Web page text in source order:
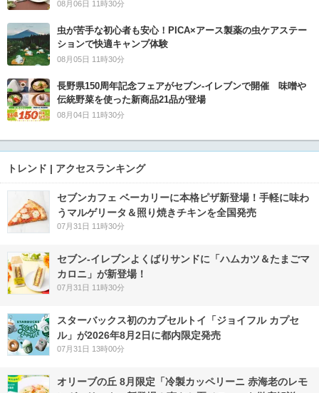
08月06日 11時30分
虫が苦手な初心者も安心！PICA×アース製薬の虫ケアステー
ションで快適キャンプ体験
08月05日 11時30分
長野県150周年記念フェアがセブン-イレブンで開催 味噌や
伝統野菜を使った新商品21品が登場
08月04日 11時30分
トレンド | アクセスランキング
セブンカフェ ベーカリーに本格ピザ新登場！手軽に味わ
うマルゲリータ＆照り焼きチキンを全国発売
07月31日 11時30分
セブン‐イレブンよくばりサンドに「ハムカツ＆たまごマ
カロニ」が新登場！
07月31日 11時30分
スターバックス初のカプセルトイ「ジョイフル カプセ
ル」が2026年8月2日に都内限定発売
07月31日 13時00分
オリーブの丘 8月限定「冷製カッペリーニ 赤海老のレモ